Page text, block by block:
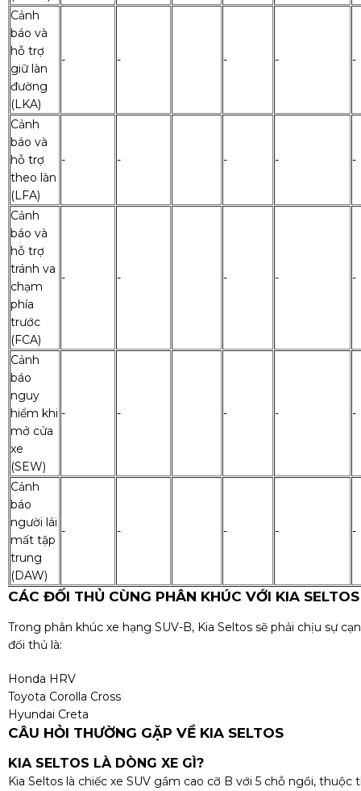
Cảnh
báo và
hỗ trợ
giữ làn
đường
(LKA)
- - - - -
Cảnh
báo và
hỗ trợ
theo làn
(LFA)
- - - - -
Cảnh
báo và
hỗ trợ
tránh va
chạm
phía
trước
(FCA)
- - - - -
Cảnh
báo
nguy
hiểm khi
mở cửa
xe
(SEW)
- - - - -
Cảnh
báo
người lái
mất tập
trung
(DAW)
- - - - -
CÁC ĐỐI THỦ CÙNG PHÂN KHÚC VỚI KIA SELTOS
Trong phân khúc xe hạng SUV-B, Kia Seltos sẽ phải chịu sự
đối thủ là:
Honda HRV
Toyota Corolla Cross
Hyundai Creta
CÂU HỎI THƯỜNG GẶP VỀ KIA SELTOS
KIA SELTOS LÀ DÒNG XE GÌ?
Kia Seltos là chiếc xe SUV gầm cao cỡ B với 5 chỗ ngồi,